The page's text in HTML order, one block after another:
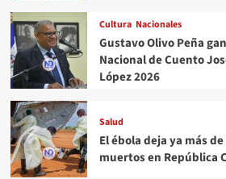
Cultura Nacionales
Gustavo Olivo Peña
Nacional de Cuento
López 2026
Salud
El ébola deja ya más
muertos en República